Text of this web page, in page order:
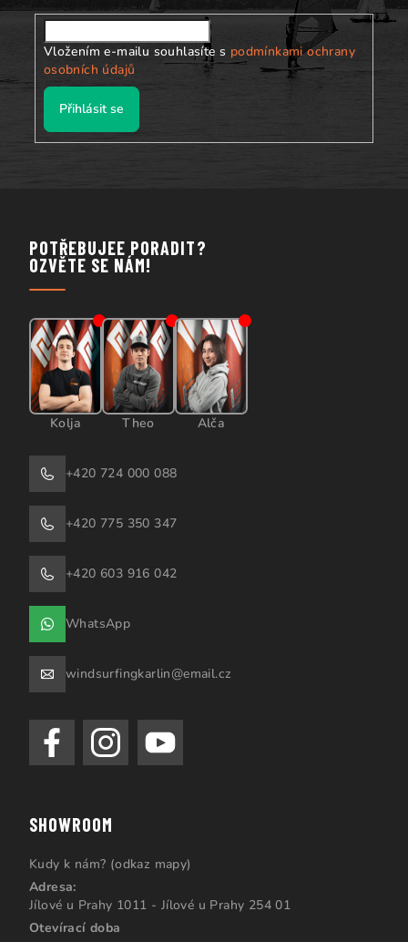
Vložením e-mailu souhlasíte s podmínkami ochrany
osobních údajů
Přihlásit se
POTŘEBUJEE PORADIT?
OZVĚTE SE NÁM!
Kolja Theo Alča
+420 724 000 088
+420 775 350 347
+420 603 916 042
WhatsApp
windsurfingkarlin@email.cz
SHOWROOM
Kudy k nám? (odkaz mapy)
Adresa:
Jílové u Prahy 1011 - Jílové u Prahy 254 01
Otevírací doba